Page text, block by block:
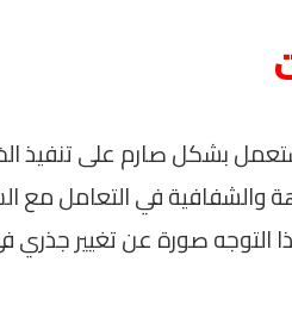
بشكل صارم على تنفيذ
والشفافية في التعامل مع
صورة عن تغيير جذري